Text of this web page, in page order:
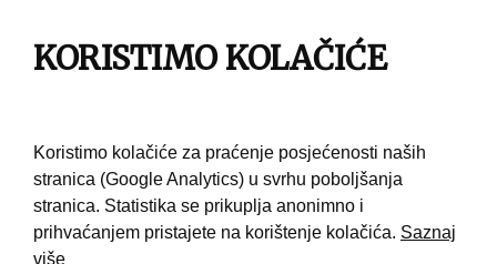
Pravila korištenja
KORISTIMO KOLAČIĆE
Koristimo kolačiće za praćenje posjećenosti naših
stranica (Google Analytics) u svrhu poboljšanja
stranica. Statistika se prikuplja anonimno i
prihvaćanjem pristajete na korištenje kolačića. Saznaj
više